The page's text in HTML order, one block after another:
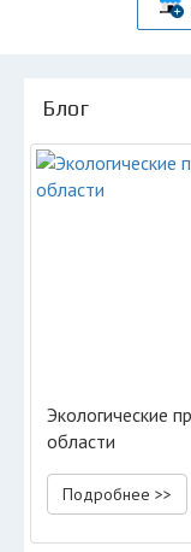
Блог
Экологические
области
Подробнее >>